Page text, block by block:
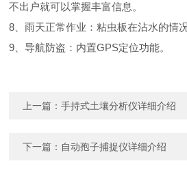
不出户就可以掌握丰富信息。
8、雨天正常作业：粘虫板在沾水的情
9、导航防盗：内置GPS定位功能。
上一篇：手持式土壤分析仪详细介绍
下一篇： 自动孢子捕捉仪详细介绍